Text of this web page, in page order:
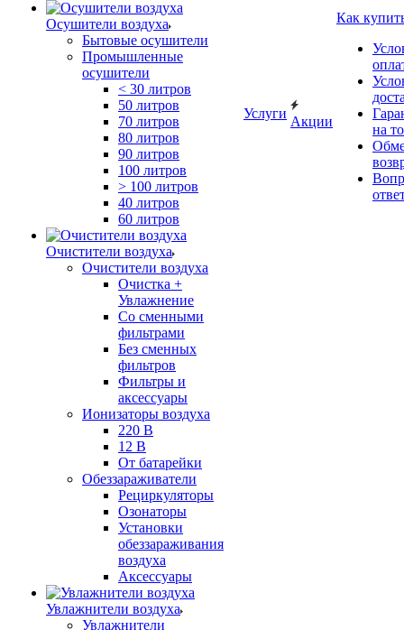
Осушители воздуха
Бытовые осушители
Промышленные
осушители
< 30 литров
50 литров
70 литров
80 литров
90 литров
100 литров
> 100 литров
40 литров
60 литров
Очистители воздуха
Очистители воздуха
Очистка +
Увлажнение
Cо сменными
фильтрами
Без сменных
фильтров
Фильтры и
аксессуары
Ионизаторы воздуха
220 В
12 В
От батарейки
Обеззараживатели
Рециркуляторы
Озонаторы
Установки
обеззараживания
воздуха
Аксессуары
Увлажнители воздуха
Увлажнители
Услуги
Акции
Как
на